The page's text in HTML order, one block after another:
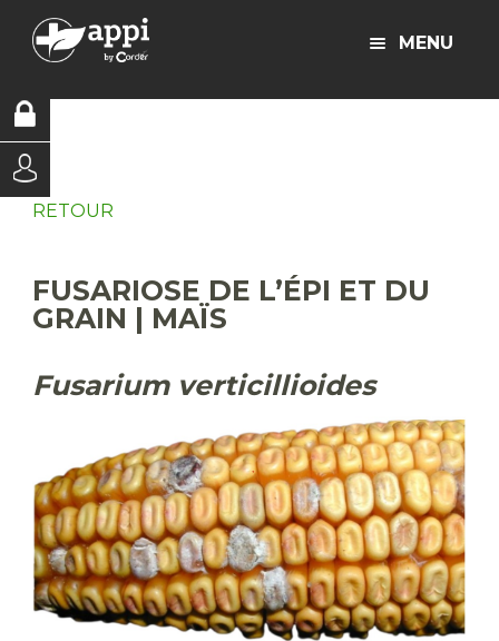
MENU
RETOUR
FUSARIOSE DE L’ÉPI ET DU
GRAIN | MAÏS
Fusarium verticillioides